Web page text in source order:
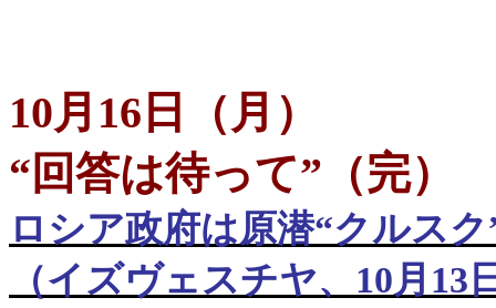
10月 16 日 （月 ）
“回答は待って”（完）
ロシア政府は原潜“クルスク
（イズヴェスチヤ、 10月 13